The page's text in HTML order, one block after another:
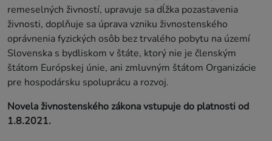
remeselných živností, upravuje sa dĺžka pozastavenia
živnosti, doplňuje sa úprava vzniku živnostenského
oprávnenia fyzických osôb bez trvalého pobytu na území
Slovenska s bydliskom v štáte, ktorý nie je členským
štátom Európskej únie, ani zmluvným štátom Organizácie
pre hospodársku spoluprácu a rozvoj.
Novela živnostenského zákona vstupuje do platnosti od
1.8.2021.